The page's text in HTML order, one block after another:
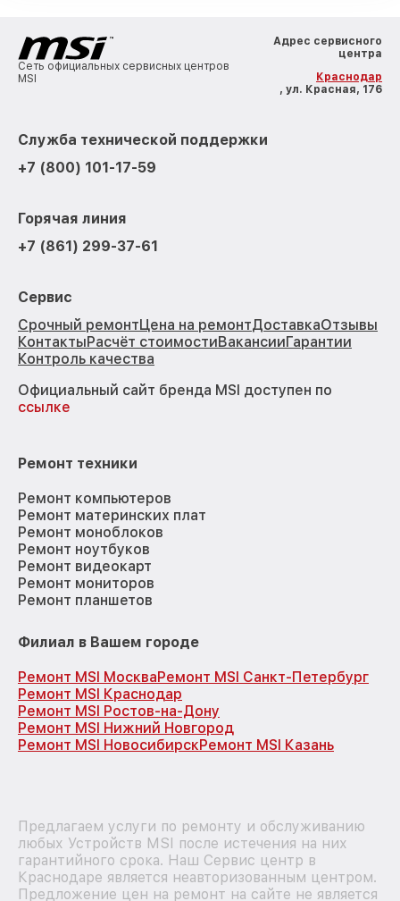
Сеть официальных сервисных центров
MSI
Адрес сервисного
центра
Краснодар
, ул. Красная, 176
Служба технической поддержки
+7 (800) 101-17-59
Горячая линия
+7 (861) 299-37-61
Сервис
Срочный ремонтЦена на ремонтДоставкаОтзывы
КонтактыРасчёт стоимостиВакансииГарантии
Контроль качества
Официальный сайт бренда MSI доступен по
ссылке
Ремонт техники
Ремонт компьютеров
Ремонт материнских плат
Ремонт моноблоков
Ремонт ноутбуков
Ремонт видеокарт
Ремонт мониторов
Ремонт планшетов
Филиал в Вашем городе
Ремонт MSI МоскваРемонт MSI Санкт-Петербург
Ремонт MSI Краснодар
Ремонт MSI Ростов-на-Дону
Ремонт MSI Нижний Новгород
Ремонт MSI НовосибирскРемонт MSI Казань
Предлагаем услуги по ремонту и обслуживанию
любых Устройств MSI после истечения на них
гарантийного срока. Наш Сервис центр в
Краснодаре является неавторизованным центром.
Предложение цен на ремонт на сайте не является